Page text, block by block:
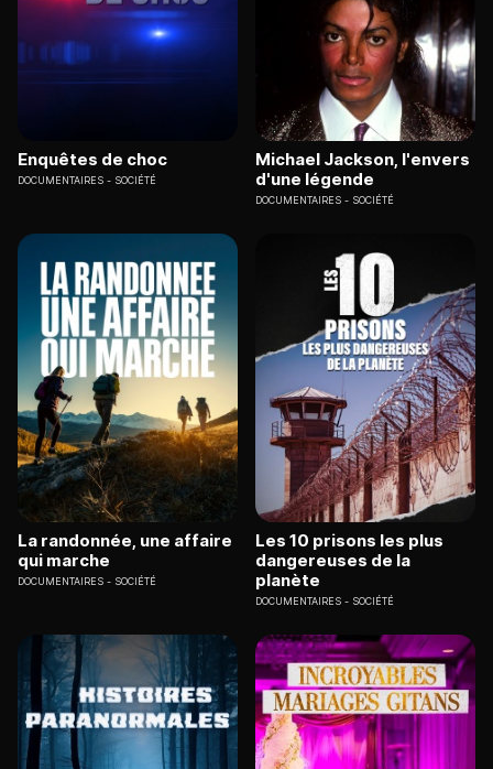
Enquêtes de choc
DOCUMENTAIRES SOCIÉTÉ
Michael Jackson, l'envers
d'une légende
DOCUMENTAIRES SOCIÉTÉ
La randonnée, une affaire
qui marche
DOCUMENTAIRES SOCIÉTÉ
Les 10 prisons les plus
dangereuses de la
planète
DOCUMENTAIRES SOCIÉTÉ